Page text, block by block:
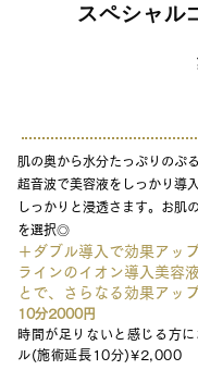
スペシャ
肌の奥から水分たっぷりのぷ
超音波で美容液をしっかり導
しっかりと浸透さます。お肌
を選択◎
＋ダブル導入で効果アッ
ラインのイオン導入美容
とで、さらなる効果アッ
10分2000円
時間が足りないと感じる方に
ル(施術延長10分)¥2,000